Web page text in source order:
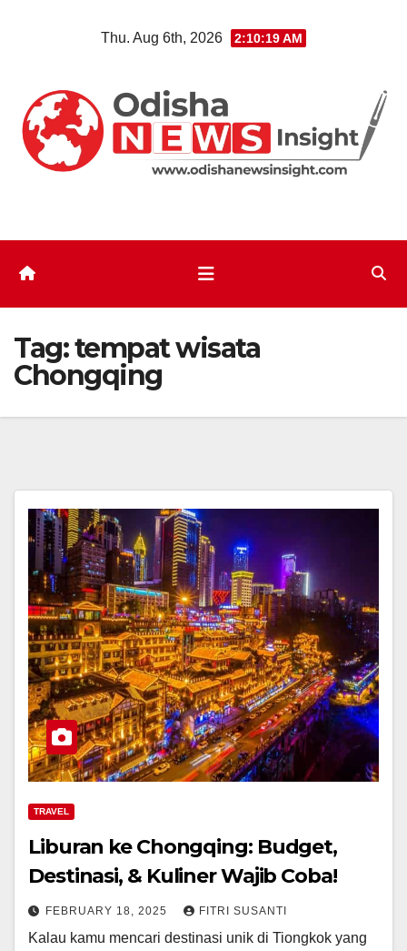
Thu. Aug 6th, 2026 2:10:20 AM
Tag:tempat wisata
Chongqing
TRAVEL
Liburan ke Chongqing: Budget,
Destinasi, & Kuliner Wajib Coba!
FEBRUARY 18, 2025 FITRI SUSANTI
Kalau kamu mencari destinasi unik di Tiongkok yang